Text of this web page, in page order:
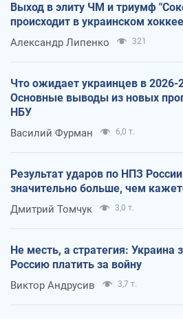
Выход в элиту ЧМ и триумф
происходит в украинском хоккее
Александр Липенко 321
Что ожидает украинцев в 2026-
Основные выводы из новых
НБУ
Василий Фурман 6,0 т.
Результат ударов по НПЗ России
значительно больше, чем
Дмитрий Томчук 3,0 т.
Не месть, а стратегия: Украина
Россию платить за войну
Виктор Андрусив 3,7 т.